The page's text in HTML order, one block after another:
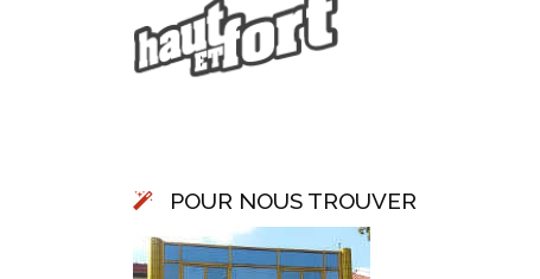
POUR NOUS TROUVER